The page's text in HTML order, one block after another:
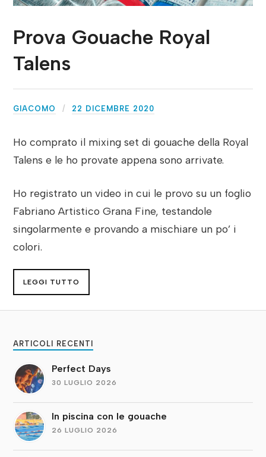
Prova Gouache Royal
Talens
GIACOMO 22 DICEMBRE 2020
Ho comprato il mixing set di gouache della Royal
Talens e le ho provate appena sono arrivate.
Ho registrato un video in cui le provo su un foglio
Fabriano Artistico Grana Fine, testandole
singolarmente e provando a mischiare un po’ i
colori.
LEGGI TUTTO
ARTICOLI RECENTI
Perfect Days
30 LUGLIO 2026
In piscina con le gouache
26 LUGLIO 2026